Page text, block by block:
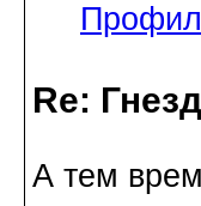
Re:
А тем